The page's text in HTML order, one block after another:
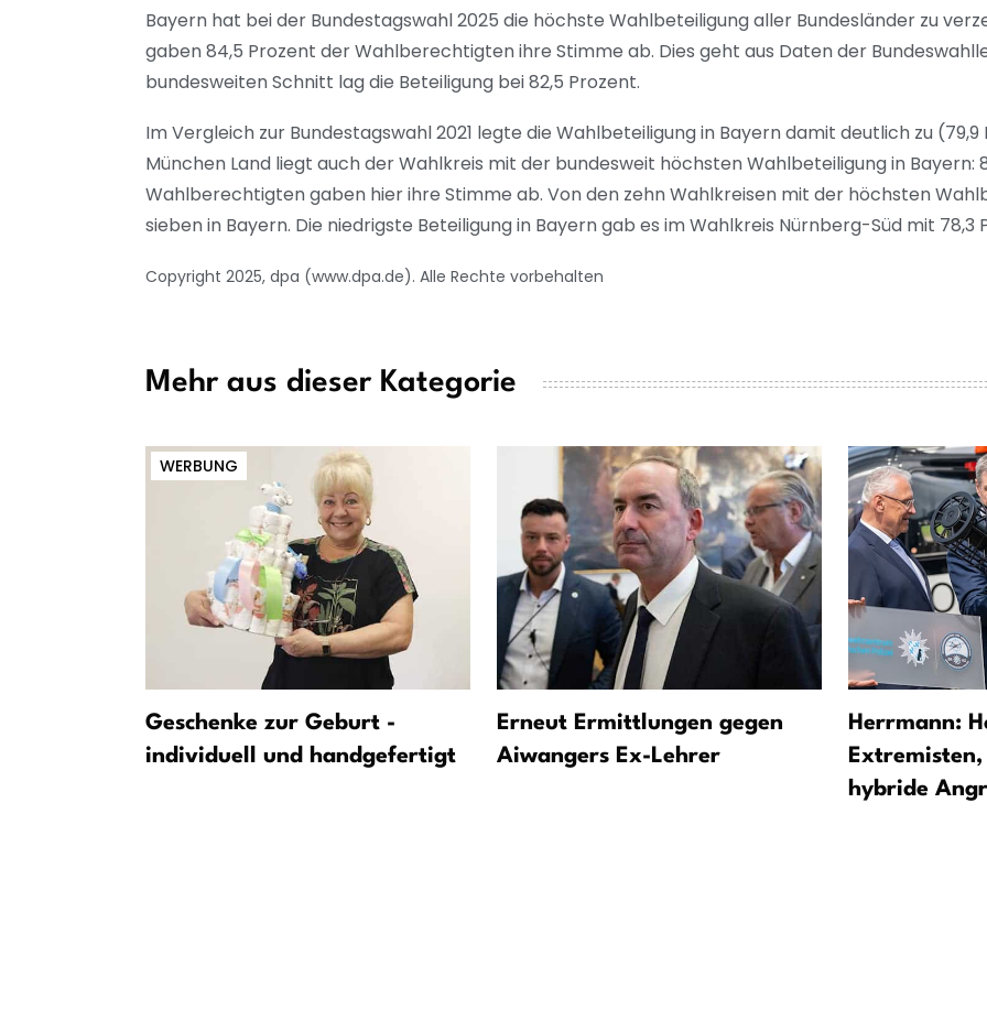
Bayern hat bei der Bundestagswahl 2025 die höchste Wahlbeteiligung aller Bundesländer zu
gaben 84,5 Prozent der Wahlberechtigten ihre Stimme ab. Dies geht aus Daten der
bundesweiten Schnitt lag die Beteiligung bei 82,5 Prozent.
Im Vergleich zur Bundestagswahl 2021 legte die Wahlbeteiligung in Bayern damit deutlich zu
München Land liegt auch der Wahlkreis mit der bundesweit höchsten Wahlbeteiligung in Bayern:
Wahlberechtigten gaben hier ihre Stimme ab. Von den zehn Wahlkreisen mit der höchsten
sieben in Bayern. Die niedrigste Beteiligung in Bayern gab es im Wahlkreis Nürnberg-Süd mit 78,3
Copyright 2025, dpa (www.dpa.de). Alle Rechte vorbehalten
Mehr aus dieser Kategorie
WERBUNG
Geschenke zur Geburt -
individuell und handgefertigt
Erneut Ermittlungen gegen
Aiwangers Ex-Lehrer
Herrmann:
Extremisten,
hybride